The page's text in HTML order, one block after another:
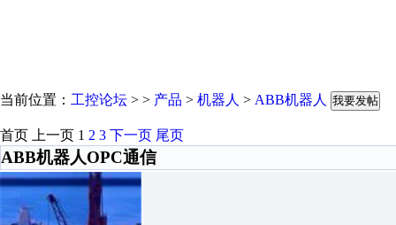
当前位置： 工控论坛 > > 产品 > 机器人 > ABB机器人 我要发帖
首页 上一页 1 2 3 下一页 尾页
ABB机器人OPC通信